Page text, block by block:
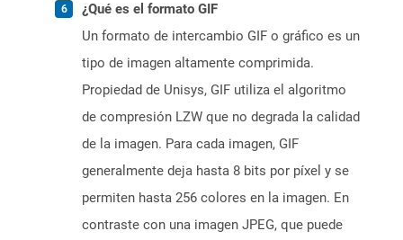
¿Qué es el formato GIF
Un formato de intercambio GIF o gráfico es un
tipo de imagen altamente comprimida.
Propiedad de Unisys, GIF utiliza el algoritmo
de compresión LZW que no degrada la calidad
de la imagen. Para cada imagen, GIF
generalmente deja hasta 8 bits por píxel y se
permiten hasta 256 colores en la imagen. En
contraste con una imagen JPEG, que puede